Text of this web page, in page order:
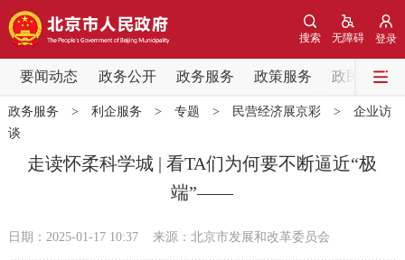
登录
无障碍
搜索
要闻动态 政务公开 政务服务 政策服务 政民互动
要闻动态
党中央精神 国务院信息 中央部委动态
北京要闻 会议信息 部门动态
政务服务 > 利企服务 > 专题 > 民营经济展京彩> 企业访
谈
走读怀柔科学城 | 看TA们为何要不断逼近“极
端”——
日期：2025-01-17 10:37 来源：北京市发展和改革委员会